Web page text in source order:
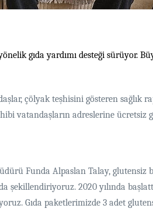
gıda yardımı desteği sürüyor.
çölyak teşhisini gösteren sağlık
vatandaşların adreslerine ücretsiz
Funda Alpaslan Talay,
şekillendiriyoruz. 2020 yılında
Gıda paketlerimizde 3 adet